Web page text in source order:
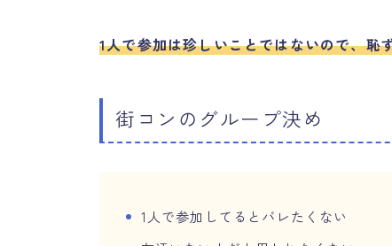
1人で参加は珍しいことではないので、恥
街コンのグループ決め
1人で参加してるとバレたくない